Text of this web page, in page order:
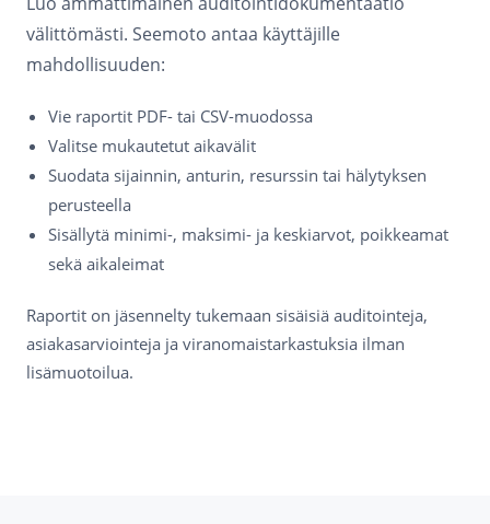
välittömästi. Seemoto antaa käyttäjille
mahdollisuuden:
Vie raportit PDF- tai CSV-muodossa
Valitse mukautetut aikavälit
Suodata sijainnin, anturin, resurssin tai hälytyksen
perusteella
Sisällytä minimi-, maksimi- ja keskiarvot, poikkeamat
sekä aikaleimat
Raportit on jäsennelty tukemaan sisäisiä auditointeja,
asiakasarviointeja ja viranomaistarkastuksia ilman
lisämuotoilua.